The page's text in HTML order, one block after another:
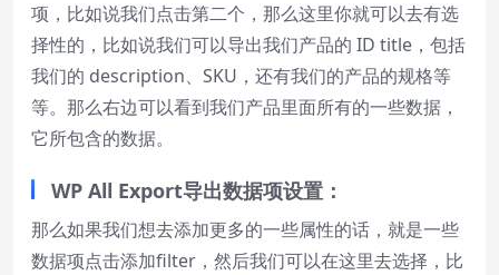
项，比如说我们点击第二个，那么这里你就可以去有选
择性的，比如说我们可以导出我们产品的 ID title，包括
我们的 description、SKU，还有我们的产品的规格等
等。那么右边可以看到我们产品里面所有的一些数据，
它所包含的数据。
WP All Export导出数据项设置：
那么如果我们想去添加更多的一些属性的话，就是一些
数据项点击添加filter，然后我们可以在这里去选择，比